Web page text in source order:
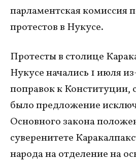
парламентская комиссия
протестов в Нукусе.
Протесты в столице
Нукусе начались 1 июля
поправок к Конституции,
было предложение
Основного закона
суверенитете
народа на отделение на